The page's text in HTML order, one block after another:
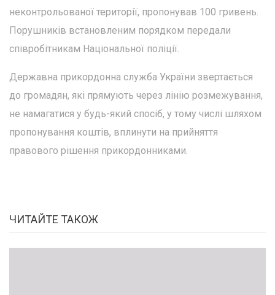
неконтрольованої території, пропонував 100 гривень.
Порушників встановленим порядком передали
співробітникам Національної поліції.
Державна прикордонна служба України звертається
до громадян, які прямують через лінію розмежування,
не намагатися у будь-який спосіб, у тому числі шляхом
пропонування коштів, вплинути на прийняття
правового рішення прикордонниками.
ЧИТАЙТЕ ТАКОЖ